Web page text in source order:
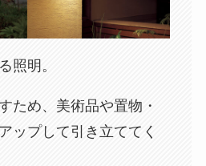
照明。
ため、美術品や置物・
ップして引き立ててく